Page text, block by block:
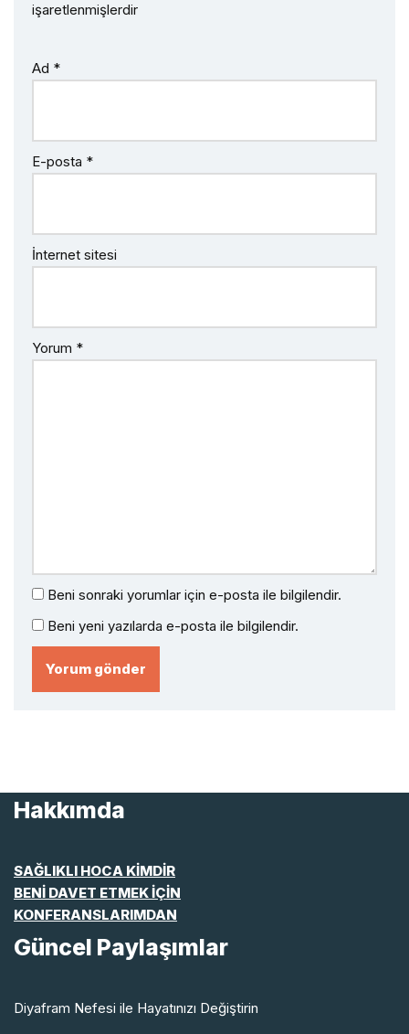
işaretlenmişlerdir
Ad *
E-posta *
İnternet sitesi
Yorum *
Beni sonraki yorumlar için e-posta ile bilgilendir.
Beni yeni yazılarda e-posta ile bilgilendir.
Hakkımda
SAĞLIKLI HOCA KİMDİR
BENİ DAVET ETMEK İÇİN
KONFERANSLARIMDAN
Güncel Paylaşımlar
Diyafram Nefesi ile Hayatınızı Değiştirin